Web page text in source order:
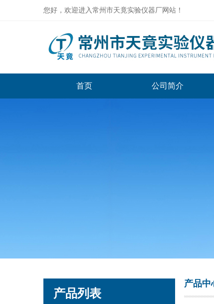
您好，欢迎进入常州市天竟实验仪器厂网站！
首页 公司简介
产品列表
产品中